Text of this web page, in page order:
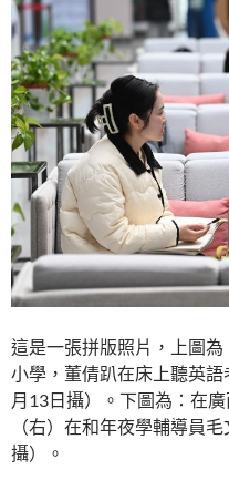
這是一張拼版照片，上圖
小學，董倩趴在床上聽英
月13日攝）。下圖為：在
（右）在和年夜學輔導員
攝）。